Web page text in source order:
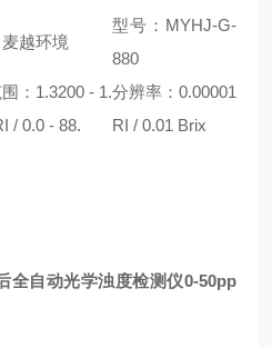
越环境
型号：MYHJ-G-
880
：1.3200 - 1.
/ 0.0 - 88.
分辨率：0.00001
RI / 0.01 Brix
全自动光学浊度检测仪0-50pp